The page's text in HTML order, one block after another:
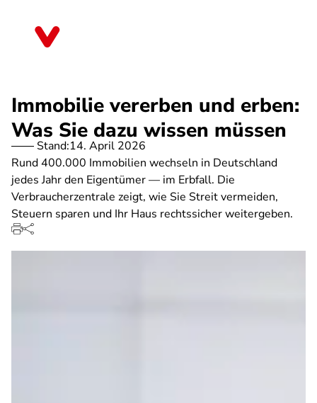
Immobilie vererben und erben:
Was Sie dazu wissen müssen
Stand:14. April 2026
Rund 400.000 Immobilien wechseln in Deutschland
jedes Jahr den Eigentümer — im Erbfall. Die
Verbraucherzentrale zeigt, wie Sie Streit vermeiden,
Steuern sparen und Ihr Haus rechtssicher weitergeben.